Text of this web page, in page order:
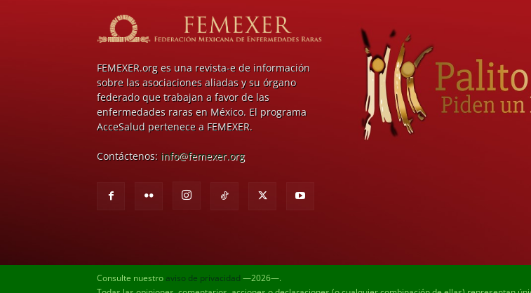
FEMEXER.org es una revista-e de información
sobre las asociaciones aliadas y su órgano
federado que trabajan a favor de las
enfermedades raras en México. El programa
AcceSalud pertenece a FEMEXER.
Contáctenos: info@femexer.org
Consulte nuestro aviso de privacidad —2026—.